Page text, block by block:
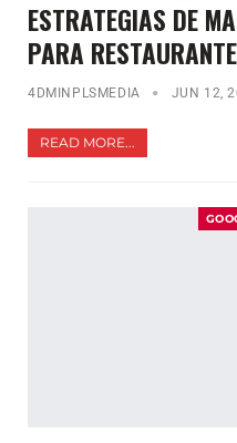
ESTRATEGIAS DE
PARA
4DMINPLSMEDIA JUN 12,
READ MORE...